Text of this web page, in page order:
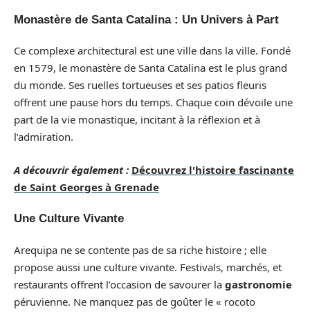
Monastère de Santa Catalina : Un Univers à Part
Ce complexe architectural est une ville dans la ville. Fondé
en 1579, le monastère de Santa Catalina est le plus grand
du monde. Ses ruelles tortueuses et ses patios fleuris
offrent une pause hors du temps. Chaque coin dévoile une
part de la vie monastique, incitant à la réflexion et à
l’admiration.
A découvrir également : Découvrez l'histoire fascinante
de Saint Georges à Grenade
Une Culture Vivante
Arequipa ne se contente pas de sa riche histoire ; elle
propose aussi une culture vivante. Festivals, marchés, et
restaurants offrent l’occasion de savourer la gastronomie
péruvienne. Ne manquez pas de goûter le « rocoto